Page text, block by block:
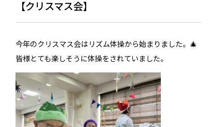
【クリスマス会】
今年のクリスマス会はリズム体操から始まりました。🎄
皆様とても楽しそうに体操をされていました。